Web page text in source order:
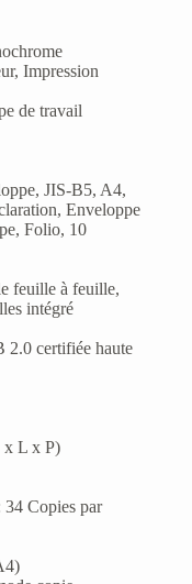
Impression
de travail
JIS-B5, A4,
Enveloppe
Folio, 10
feuille à feuille,
intégré
2.0 certifiée haute
x L x P)
34 Copies par